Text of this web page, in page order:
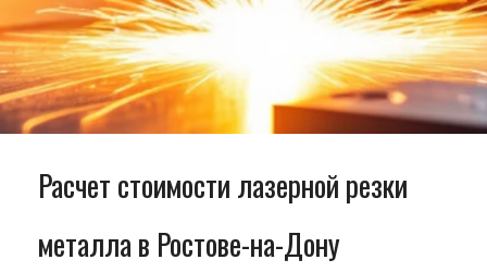
Расчет стоимости лазерной резки
металла в Ростове-на-Дону